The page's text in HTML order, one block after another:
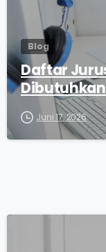
Blog
Daftar
Juni 17, 2026